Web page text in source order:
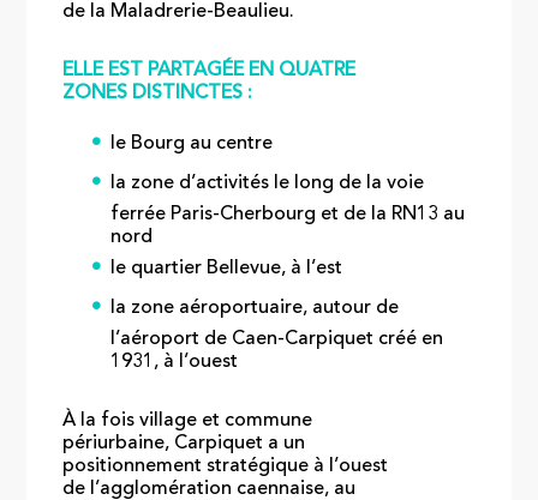
de la Maladrerie-Beaulieu.
ELLE EST PARTAGÉE EN QUATRE
ZONES DISTINCTES :
le Bourg au centre
la zone d’activités le long de la voie
ferrée Paris-Cherbourg et de la RN13 au
nord
le quartier Bellevue, à l’est
la zone aéroportuaire, autour de
l’aéroport de Caen-Carpiquet créé en
1931, à l’ouest
À la fois village et commune
périurbaine, Carpiquet a un
positionnement stratégique à l’ouest
de l’agglomération caennaise, au